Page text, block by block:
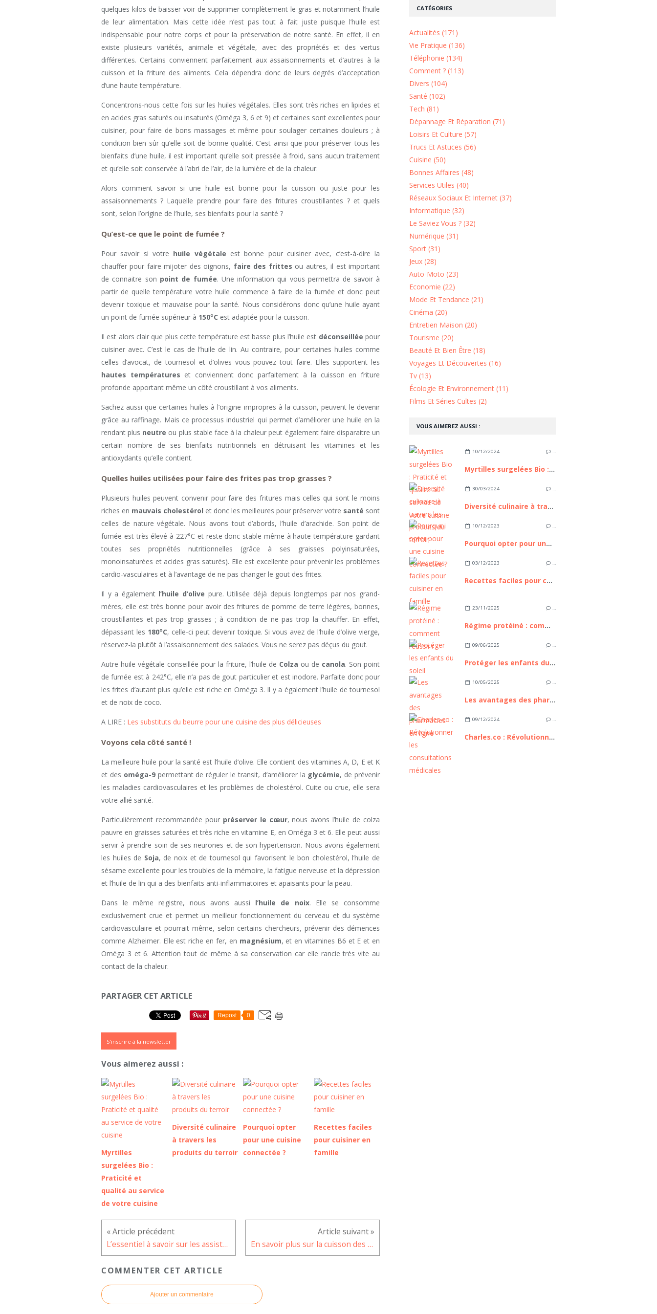
quelques kilos de baisser voir de supprimer complètement le gras et notamment l’huile
de leur alimentation. Mais cette idée n’est pas tout à fait juste puisque l’huile est
indispensable pour notre corps et pour la préservation de notre santé. En effet, il en
existe plusieurs variétés, animale et végétale, avec des propriétés et des vertus
différentes. Certains conviennent parfaitement aux assaisonnements et d’autres à la
cuisson et la friture des aliments. Cela dépendra donc de leurs degrés d’acceptation
d’une haute température.
Concentrons-nous cette fois sur les huiles végétales. Elles sont très riches en lipides et
en acides gras saturés ou insaturés (Oméga 3, 6 et 9) et certaines sont excellentes pour
cuisiner, pour faire de bons massages et même pour soulager certaines douleurs ; à
condition bien sûr qu’elle soit de bonne qualité. C’est ainsi que pour préserver tous les
bienfaits d’une huile, il est important qu’elle soit pressée à froid, sans aucun traitement
et qu’elle soit conservée à l’abri de l’air, de la lumière et de la chaleur.
Alors comment savoir si une huile est bonne pour la cuisson ou juste pour les
assaisonnements ? Laquelle prendre pour faire des fritures croustillantes ? et quels
sont, selon l’origine de l’huile, ses bienfaits pour la santé ?
Qu’est-ce que le point de fumée ?
Pour savoir si votre huile végétale est bonne pour cuisiner avec, c’est-à-dire la
chauffer pour faire mijoter des oignons, faire des frittes ou autres, il est important
de connaitre son point de fumée. Une information qui vous permettra de savoir à
partir de quelle température votre huile commence à faire de la fumée et donc peut
devenir toxique et mauvaise pour la santé. Nous considérons donc qu’une huile ayant
un point de fumée supérieur à 150°C est adaptée pour la cuisson.
Il est alors clair que plus cette température est basse plus l’huile est déconseillée pour
cuisiner avec. C’est le cas de l’huile de lin. Au contraire, pour certaines huiles comme
celles d’avocat, de tournesol et d’olives vous pouvez tout faire. Elles supportent les
hautes températures et conviennent donc parfaitement à la cuisson en friture
profonde apportant même un côté croustillant à vos aliments.
Sachez aussi que certaines huiles à l’origine impropres à la cuisson, peuvent le devenir
grâce au raffinage. Mais ce processus industriel qui permet d’améliorer une huile en la
rendant plus neutre ou plus stable face à la chaleur peut également faire disparaitre un
certain nombre de ses bienfaits nutritionnels en détruisant les vitamines et les
antioxydants qu’elle contient.
Quelles huiles utilisées pour faire des frites pas trop grasses ?
Plusieurs huiles peuvent convenir pour faire des fritures mais celles qui sont le moins
riches en mauvais cholestérol et donc les meilleures pour préserver votre santé sont
celles de nature végétale. Nous avons tout d’abords, l’huile d’arachide. Son point de
fumée est très élevé à 227°C et reste donc stable même à haute température gardant
toutes ses propriétés nutritionnelles (grâce à ses graisses polyinsaturées,
monoinsaturées et acides gras saturés). Elle est excellente pour prévenir les problèmes
cardio-vasculaires et à l’avantage de ne pas changer le gout des frites.
Il y a également l’huile d’olive pure. Utilisée déjà depuis longtemps par nos grand-
mères, elle est très bonne pour avoir des fritures de pomme de terre légères, bonnes,
croustillantes et pas trop grasses ; à condition de ne pas trop la chauffer. En effet,
dépassant les 180°C, celle-ci peut devenir toxique. Si vous avez de l’huile d’olive vierge,
réservez-la plutôt à l’assaisonnement des salades. Vous ne serez pas déçus du gout.
Autre huile végétale conseillée pour la friture, l’huile de Colza ou de canola. Son point
de fumée est à 242°C, elle n’a pas de gout particulier et est inodore. Parfaite donc pour
les frites d’autant plus qu’elle est riche en Oméga 3. Il y a également l’huile de tournesol
et de noix de coco.
A LIRE : Les substituts du beurre pour une cuisine des plus délicieuses
Voyons cela côté santé !
La meilleure huile pour la santé est l’huile d’olive. Elle contient des vitamines A, D, E et K
et des oméga-9permettant de réguler le transit, d’améliorer la glycémie, de prévenir
les maladies cardiovasculaires et les problèmes de cholestérol. Cuite ou crue, elle sera
votre allié santé.
Particulièrement recommandée pour préserver le cœur, nous avons l’huile de colza
pauvre en graisses saturées et très riche en vitamine E, en Oméga 3 et 6. Elle peut aussi
servir à prendre soin de ses neurones et de son hypertension. Nous avons également
les huiles de Soja, de noix et de tournesol qui favorisent le bon cholestérol, l’huile de
sésame excellente pour les troubles de la mémoire, la fatigue nerveuse et la dépression
et l’huile de lin qui a des bienfaits anti-inflammatoires et apaisants pour la peau.
Dans le même registre, nous avons aussi l’huile de noix. Elle se consomme
exclusivement crue et permet un meilleur fonctionnement du cerveau et du système
cardiovasculaire et pourrait même, selon certains chercheurs, prévenir des démences
comme Alzheimer. Elle est riche en fer, en magnésium, et en vitamines B6 et E et en
Oméga 3 et 6. Attention tout de même à sa conservation car elle rancie très vite au
contact de la chaleur.
PARTAGER CET ARTICLE
Repost 0
S'inscrire à la newsletter
Vous aimerez aussi :
Myrtilles
surgelées Bio :
Praticité et
qualité au service
de votre cuisine
Diversité culinaire
à travers les
produits du terroir
Pourquoi opter
pour une cuisine
connectée ?
Recettes faciles
pour cuisiner en
famille
L’essentiel à savoir sur les assistants vocaux En savoir plus sur la cuisson des lentilles ?
COMMENTER CET ARTICLE
Ajouter un commentaire
VOUS AIMEREZ AUSSI :
10/12/2024 …
Myrtilles surgelées Bio : Praticité et qualité au service de votre cuisine
30/03/2024 …
Diversité culinaire à travers les produits du terroir
10/12/2023 …
Pourquoi opter pour une cuisine connectée ?
03/12/2023 …
Recettes faciles pour cuisiner en famille
23/11/2025 …
Régime protéiné : comment réussir ?
09/06/2025 …
Protéger les enfants du soleil
10/05/2025 …
Les avantages des pharmacies en ligne
09/12/2024 …
Charles.co : Révolutionner les consultations médicales
CATÉGORIES
Actualités (171)
Vie Pratique (136)
Téléphonie (134)
Comment ? (113)
Divers (104)
Santé (102)
Tech (81)
Dépannage Et Réparation (71)
Loisirs Et Culture (57)
Trucs Et Astuces (56)
Cuisine (50)
Bonnes Affaires (48)
Services Utiles (40)
Réseaux Sociaux Et Internet (37)
Informatique (32)
Le Saviez Vous ? (32)
Numérique (31)
Sport (31)
Jeux (28)
Auto-Moto (23)
Economie (22)
Mode Et Tendance (21)
Cinéma (20)
Entretien Maison (20)
Tourisme (20)
Beauté Et Bien Être (18)
Voyages Et Découvertes (16)
Tv (13)
Écologie Et Environnement (11)
Films Et Séries Cultes (2)